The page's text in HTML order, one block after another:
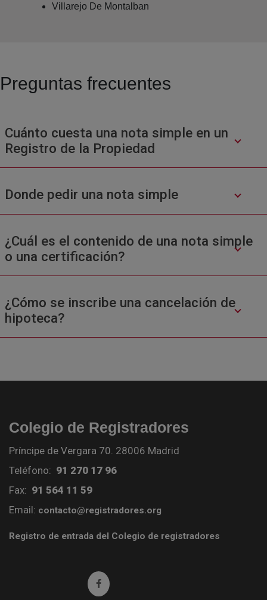
Villarejo De Montalban
Preguntas frecuentes
Cuánto cuesta una nota simple en un
Registro de la Propiedad
Donde pedir una nota simple
¿Cuál es el contenido de una nota simple
o una certificación?
¿Cómo se inscribe una cancelación de
hipoteca?
Colegio de Registradores
Príncipe de Vergara 70. 28006 Madrid
Teléfono: 91 270 17 96
Fax: 91 564 11 59
Email: contacto@registradores.org
Registro de entrada del Colegio de registradores
Ir a facebook (abre en ventana nueva)